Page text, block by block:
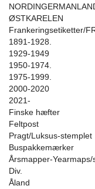
ØSTKARELEN
Frankeringsetiketter/
1891-1928.
1929-1949
1950-1974.
1975-1999.
2000-2020
2021-
Finske hæfter
Feltpost
Pragt/Luksus-stemplet
Buspakkemærker
Årsmapper-Yearmaps/
Div.
Åland